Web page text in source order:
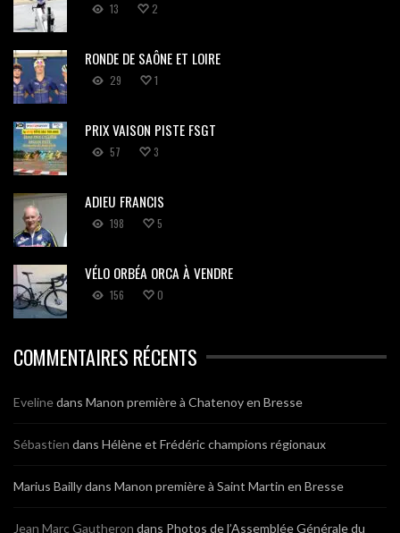
13 2
RONDE DE SAÔNE ET LOIRE
29 1
PRIX VAISON PISTE FSGT
57 3
ADIEU FRANCIS
198 5
VÉLO ORBÉA ORCA À VENDRE
156 0
COMMENTAIRES RÉCENTS
Evelinedans Manon première à Chatenoy en Bresse
Sébastien dans Hélène et Frédéric champions régionaux
Marius Baillydans Manon première à Saint Martin en Bresse
Jean Marc Gautheron dans Photos de l’Assemblée Générale du